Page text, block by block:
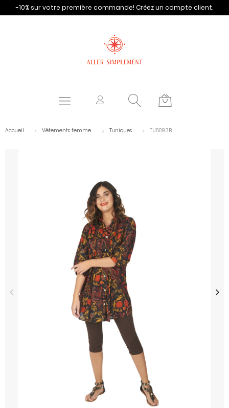
-10% sur votre première commande! Créez un compte client.
Accueil Vêtements femme Tuniques TU8093B